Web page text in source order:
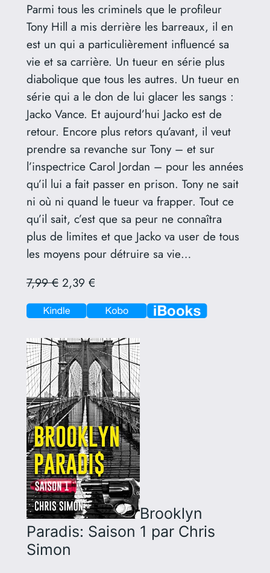
Parmi tous les criminels que le profileur
Tony Hill a mis derrière les barreaux, il en
est un qui a particulièrement influencé sa
vie et sa carrière. Un tueur en série plus
diabolique que tous les autres. Un tueur en
série qui a le don de lui glacer les sangs :
Jacko Vance. Et aujourd’hui Jacko est de
retour. Encore plus retors qu’avant, il veut
prendre sa revanche sur Tony – et sur
l’inspectrice Carol Jordan – pour les années
qu’il lui a fait passer en prison. Tony ne sait
ni où ni quand le tueur va frapper. Tout ce
qu’il sait, c’est que sa peur ne connaîtra
plus de limites et que Jacko va user de tous
les moyens pour détruire sa vie…
7,99 €2,39 €
Brooklyn
Paradis: Saison 1 par Chris
Simon